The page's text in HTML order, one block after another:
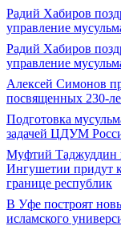
Радий Хабиров
управление
Радий Хабиров
управление
Алексей Симонов
посвященных 230-
Подготовка
задачей ЦДУМ
Муфтий Таджуддин
Ингушетии придут
границе республик
В Уфе построят
исламского